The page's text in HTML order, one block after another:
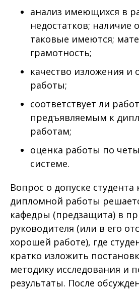
анализ имеющихся в
недостатков; наличие
таковые имеются;
грамотность;
качество изложения и
работы;
соответствует ли
предъявляемым к
работам;
оценка работы по
системе.
Вопрос о допуске студента
дипломной работы
кафедры (предзащита) в
руководителя (или в его
хорошей работе), где
кратко изложить
методику исследования и
результаты. После